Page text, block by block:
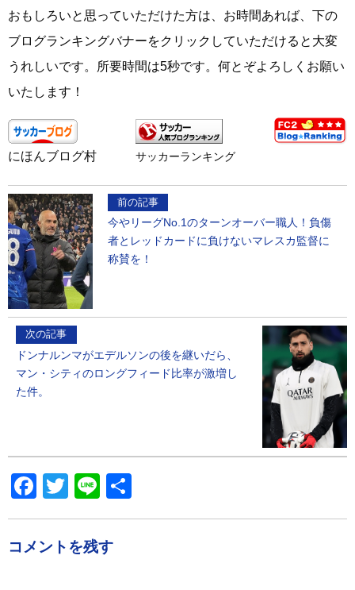
おもしろいと思っていただけた方は、お時間あれば、下の
ブログランキングバナーをクリックしていただけると大変
うれしいです。所要時間は5秒です。何とぞよろしくお願い
いたします！
にほんブログ村 サッカーランキング
前の記事
今やリーグNo.1のターンオーバー職人！負傷
者とレッドカードに負けないマレスカ監督に
称賛を！
次の記事
ドンナルンマがエデルソンの後を継いだら、
マン・シティのロングフィード比率が激増し
た件。
Facebook
Twitter
Line
有
コメントを残す